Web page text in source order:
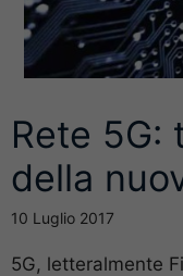
Rete 5G:
della
10 Luglio 2017
5G, letteralmente